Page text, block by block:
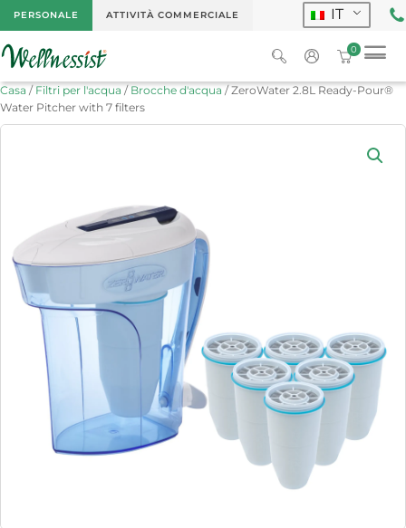
PERSONALE ATTIVITÀ COMMERCIALE IT
0
Casa / Filtri per l'acqua / Brocche d'acqua / ZeroWater 2.8L Ready-Pour®
Water Pitcher with 7 filters